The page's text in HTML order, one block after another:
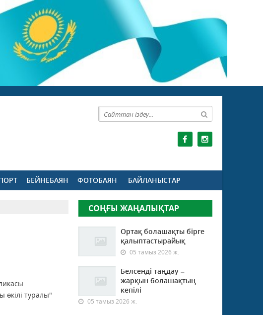
БЕЙНЕБАЯН ФОТОБАЯН БАЙЛАНЫСТАР
өкілі туралы"
СОҢҒЫ ЖАҢАЛЫҚТАР
Ортақ болашақты бірге
қалыптастырайық
05 тамыз 2026 ж.
Белсенді таңдау –
жарқын болашақтың
кепілі
05 тамыз 2026 ж.